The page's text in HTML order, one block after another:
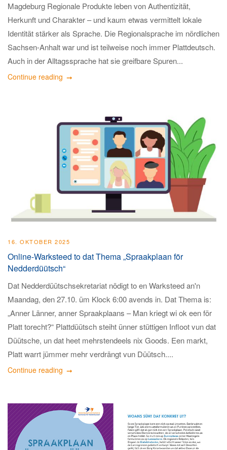
Magdeburg Regionale Produkte leben von Authentizität,
Herkunft und Charakter – und kaum etwas vermittelt lokale
Identität stärker als Sprache. Die Regionalsprache im nördlichen
Sachsen-Anhalt war und ist teilweise noch immer Plattdeutsch.
Auch in der Alltagssprache hat sie greifbare Spuren...
Continue reading
16. OKTOBER 2025
Online-Warksteed to dat Thema „Spraakplaan för
Nedderdüütsch“
Dat Nedderdüütschsekretariat nödigt to en Warksteed an'n
Maandag, den 27.10. üm Klock 6:00 avends in. Dat Thema is:
„Anner Länner, anner Spraakplaans – Man kriegt wi ok een för
Platt torecht?“ Plattdüütsch steiht ünner stüttigen Infloot vun dat
Düütsche, un dat heet mehrstendeels nix Goods. Een markt,
Platt warrt jümmer mehr verdrängt vun Düütsch....
Continue reading